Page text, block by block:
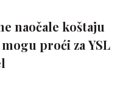
naočale koštaju
proći za YSL